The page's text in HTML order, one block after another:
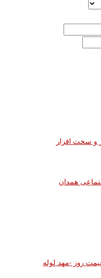
و سخت افزار
همدان
روز -مهد لوله